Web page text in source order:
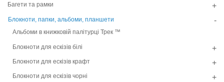
+
Багети та рамки
-
Блокноти, папки, альбоми, планшети
Альбоми в книжковій палітурці Трек ™
+
Блокноти для ескізів білі
+
Блокноти для ескізів крафт
+
Блокноти для ескізів чорні